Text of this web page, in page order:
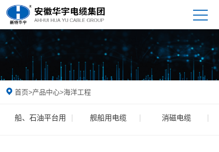
首页>产品中心>海洋工程
船、石油平台用 舰船用电缆 消磁电缆